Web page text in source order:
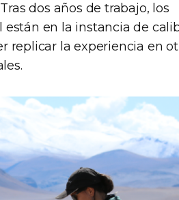
dos años de trabajo, los
en la instancia de
replicar la experiencia en